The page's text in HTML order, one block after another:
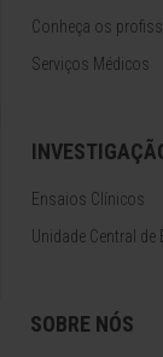
Conheça os
Serviços Médicos
Ensaios Clínicos
Unidade Central
SOBRE NÓS